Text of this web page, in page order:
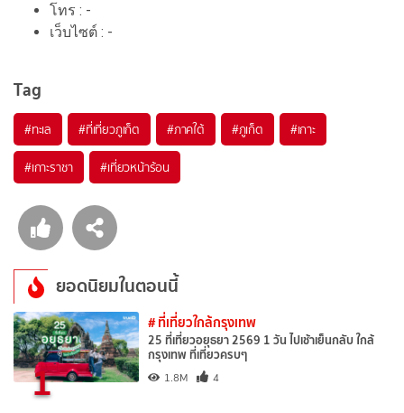
โทร : -
เว็บไซต์ : -
Tag
#ทะเล #ที่เที่ยวภูเก็ต #ภาคใต้ #ภูเก็ต #เกาะ
#เกาะราชา #เที่ยวหน้าร้อน
ยอดนิยมในตอนนี้
1
# ที่เที่ยวใกล้กรุงเทพ
25 ที่เที่ยวอยุธยา 2569 1 วัน ไปเช้าเย็นกลับ ใกล้
กรุงเทพ ที่เที่ยวครบๆ
1.8M 4